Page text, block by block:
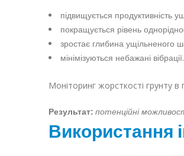
підвищується продуктивність
покращується рівень
зростає глибина ущільненого
мінімізуються небажані вібрації.
Моніторинг жорсткості грунту в
Результат: потенційні
Використання